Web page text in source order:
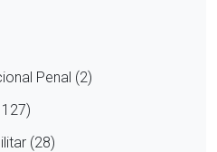
Penal (2)
(28)